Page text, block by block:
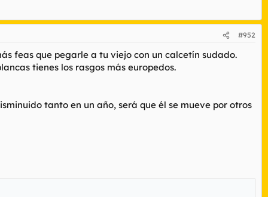
#952
feas que pegarle a tu viejo con un calcetín sudado.
tienes los rasgos más europedos.
tanto en un año, será que él se mueve por otros